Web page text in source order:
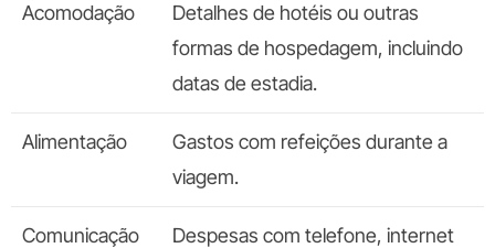
Acomodação
Detalhes de hotéis ou outras
formas de hospedagem, incluindo
datas de estadia.
Alimentação
Gastos com refeições durante a
viagem.
Comunicação
Despesas com telefone, internet